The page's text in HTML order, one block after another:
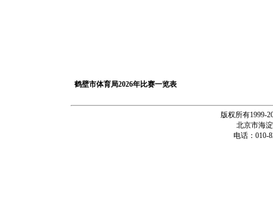
鹤壁市体育局2026年比赛一览表
版权所有1999-
北京市海
电话：010-